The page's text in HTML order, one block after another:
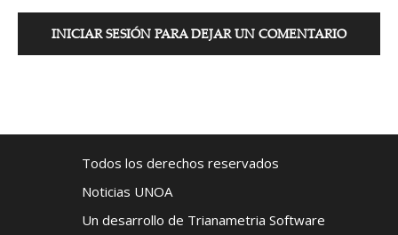
INICIAR SESIÓN PARA DEJAR UN COMENTARIO
Todos los derechos reservados
Noticias UNOA
Un desarrollo de Trianametria Software